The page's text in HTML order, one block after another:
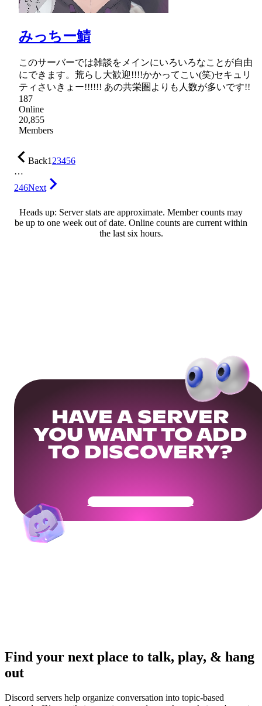
みっちー鯖
このサーバーでは雑談をメインにいろいろなことが自由
にできます。荒らし大歓迎!!!!かかってこい(笑)セキュリ
ティさいきょー!!!!!!឵឵឵ あの共栄圏よりも人数が多いです!!
187
Online
20,855
Members
Back123456
…
246Next
Heads up: Server stats are approximate. Member counts may
be up to one week out of date. Online counts are current within
the last six hours.
HAVE A SERVER
YOU WANT TO ADD
TO DISCOVERY?
Get Your Community Ready
Find your next place to talk, play, & hang
out
Discord servers help organize conversation into topic-based